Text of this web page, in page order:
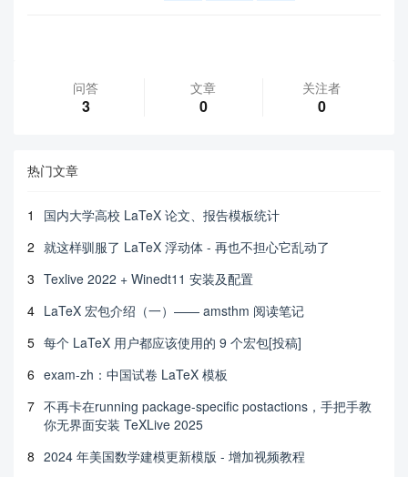
问答
3
文章
0
关注者
0
热门文章
1
国内大学高校 LaTeX 论文、报告模板统计
2 就这样驯服了 LaTeX 浮动体 - 再也不担心它乱动了
3 Texlive 2022 + Winedt11 安装及配置
4 LaTeX 宏包介绍（一）—— amsthm 阅读笔记
5 每个 LaTeX 用户都应该使用的 9 个宏包[投稿]
6 exam-zh：中国试卷 LaTeX 模板
7 不再卡在running package-specific postactions，手把手教
你无界面安装 TeXLive 2025
8 2024 年美国数学建模更新模版 - 增加视频教程